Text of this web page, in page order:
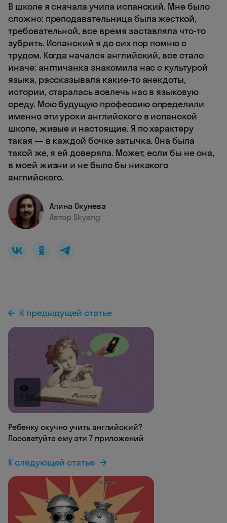
В школе я сначала учила испанский. Мне было
сложно: преподавательница была жесткой,
требовательной, все время заставляла что-то
зубрить. Испанский я до сих пор помню с
трудом. Когда начался английский, все стало
иначе: англичанка знакомила нас с культурой
языка, рассказывала какие-то анекдоты,
истории, старалась вовлечь нас в языковую
среду. Мою будущую профессию определили
именно эти уроки английского в испанской
школе, живые и настоящие. Я по характеру
такая — в каждой бочке затычка. Она была
такой же, я ей доверяла. Может, если бы не она,
в моей жизни и не было бы никакого
английского.
Алина Окунева
Автор Skyeng
К предыдущей статье
1.5K
Ребенку скучно учить английский?
Посоветуйте ему эти 7 приложений
К следующей статье